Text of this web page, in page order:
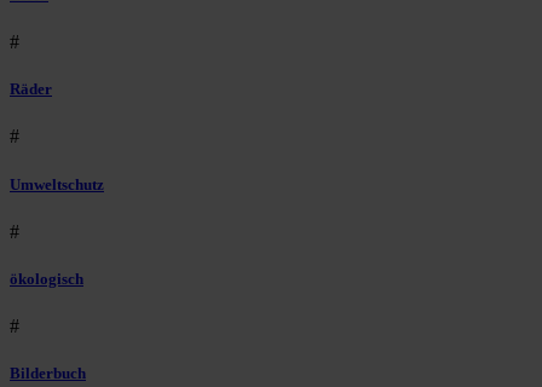
#
Räder
#
Umweltschutz
#
ökologisch
#
Bilderbuch